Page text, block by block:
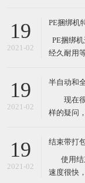
开始使用
约了人
医药、五
19
2021-02
PE捆绑机
PE捆绑
经久耐用
其体积小
捆包机的
19
2021-02
半自动和
现在很
样的疑问
接选择全
另外的朋
有可能最
19
2021-02
结束带打
使用结
速度很快